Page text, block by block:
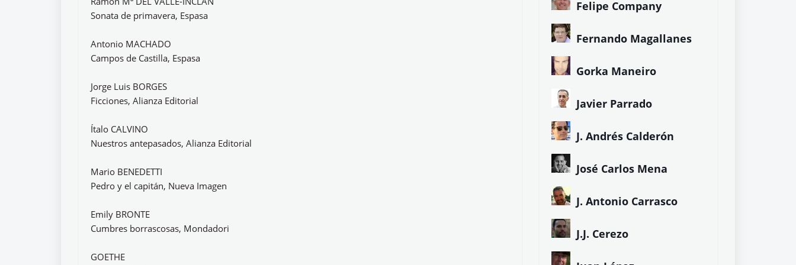
Sonata de primavera, Espasa
Antonio MACHADO
Campos de Castilla, Espasa
Jorge Luis BORGES
Ficciones, Alianza Editorial
Ítalo CALVINO
Nuestros antepasados, Alianza Editorial
Mario BENEDETTI
Pedro y el capitán, Nueva Imagen
Emily BRONTE
Cumbres borrascosas, Mondadori
GOETHE
Felipe Company
Fernando Magallanes
Gorka Maneiro
Javier Parrado
J. Andrés Calderón
José Carlos Mena
J. Antonio Carrasco
J.J. Cerezo